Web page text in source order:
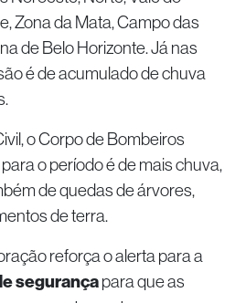
Zona da Mata, Campo das
de Belo Horizonte. Já nas
é de acumulado de chuva
o Corpo de Bombeiros
o período é de mais chuva,
de quedas de árvores,
de terra.
reforça o alerta para a
segurançapara que as